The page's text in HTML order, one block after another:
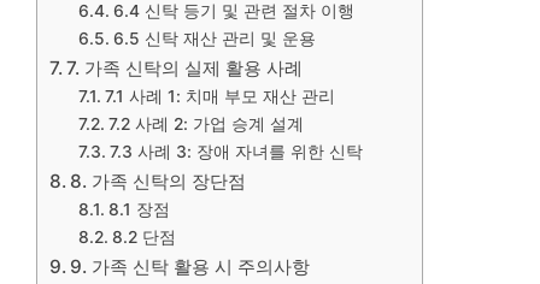
6.4 신탁 등기 및 관련 절차 이행
6.5 신탁 재산 관리 및 운용
7. 가족 신탁의 실제 활용 사례
7.1 사례 1: 치매 부모 재산 관리
7.2 사례 2: 가업 승계 설계
7.3 사례 3: 장애 자녀를 위한 신탁
8. 가족 신탁의 장단점
8.1 장점
8.2 단점
9. 가족 신탁 활용 시 주의사항